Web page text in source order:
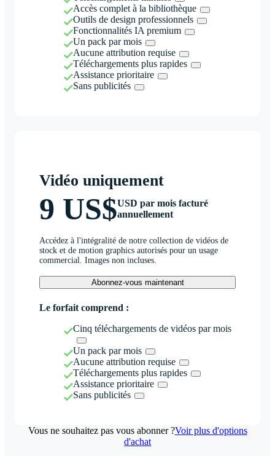
Accès complet à la bibliothèque
Outils de design professionnels
Fonctionnalités IA premium
Un pack par mois
Aucune attribution requise
Téléchargements plus rapides
Assistance prioritaire
Sans publicités
Vidéo uniquement
9 US$USD par mois facturé
annuellement
Accédez à l'intégralité de notre collection de vidéos de
stock et de motion graphics autorisés pour un usage
commercial. Images non incluses.
Abonnez-vous maintenant
Le forfait comprend :
Cinq téléchargements de vidéos par mois
Un pack par mois
Aucune attribution requise
Téléchargements plus rapides
Assistance prioritaire
Sans publicités
Vous ne souhaitez pas vous abonner ?Voir plus d'options
d'achat